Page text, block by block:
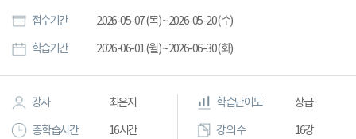
접수기간 2026-05-07 (목) ~ 2026-05-20 (수)
학습기간 2026-06-01 (월) ~ 2026-06-30 (화)
강사 최은지
총 학습시간 16시간
학습난이도 상급
강의 수 16강